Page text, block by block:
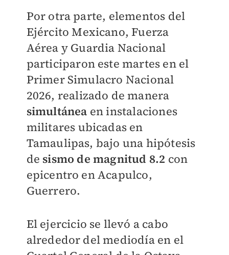
Por otra parte, elementos del
Ejército Mexicano, Fuerza
Aérea y Guardia Nacional
participaron este martes en el
Primer Simulacro Nacional
2026, realizado de manera
simultánea en instalaciones
militares ubicadas en
Tamaulipas, bajo una hipótesis
de sismo de magnitud 8.2 con
epicentro en Acapulco,
Guerrero.
El ejercicio se llevó a cabo
alrededor del mediodía en el